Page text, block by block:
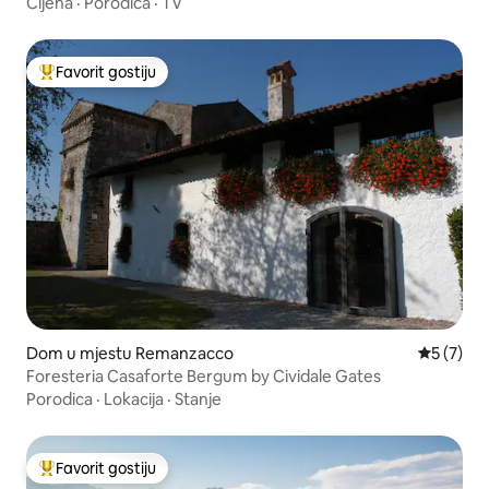
Glavni favorit gostiju
Favorit gostiju
Dom u mjestu Remanzacco
5 (7)
Foresteria Casaforte Bergum by Cividale Gates
Porodica · Lokacija · Stanje
Glavni favorit gostiju
Favorit gostiju